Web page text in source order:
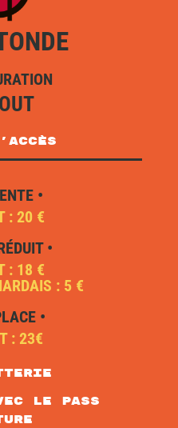
•
: 20 €
•
: 18 €
: 5 €
•
: 23€
LE PASS